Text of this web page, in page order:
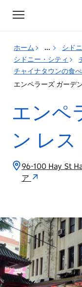
Toggle
navigation
ホーム ...
シド
シドニー・シティ
チャイナタウンの食
エンペ
ン レス
96-100 Hay St
ア